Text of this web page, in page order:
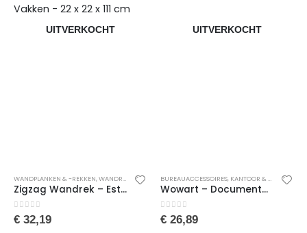
UITVERKOCHT
WANDPLANKEN & -REKKEN,WANDREKKEN , WONEN,WOONACCESSOIRES
Zigzag Wandrek – Esthetische Plank – Design Boekenkast – Hoekkast – Hoek Boekenkast – Wandplank – Decoratieve Plank – 5 Planken – Zigzag Boekenkast – Antraciet – 5 Vakken – 22 x 22 x 111 cm
0van de 5
€ 32,19
UITVERKOCHT
BUREAUACCESSOIRES, KANTOOR & SCHOOL
Wowart – Documentenrek – Houten Organisator- Bureau Organisator – Desktop-Organizer – Houten Pennenhouder – 8 Vakken – Bruin
0van de 5
€ 26,89